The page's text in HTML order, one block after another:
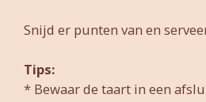
Snijd er punten van en
Tips:
* Bewaar de taart in een